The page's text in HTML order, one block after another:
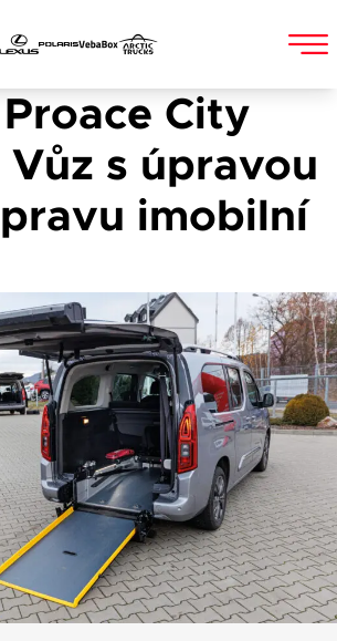
City
Vůz s úpravou
imobilní
zpráva byla
Děkujeme
za Váš zájem!
odesílání se
chyba.
to prosím za
chvíli znovu.